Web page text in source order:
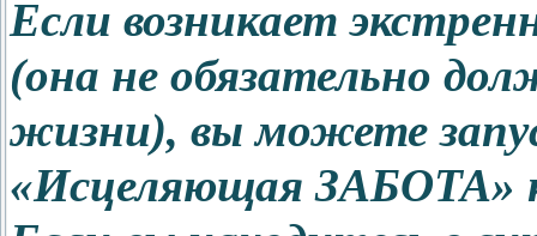
Если возникает
(она не обязательно
жизни), вы можете
«Исцеляющая ЗАБОТА»